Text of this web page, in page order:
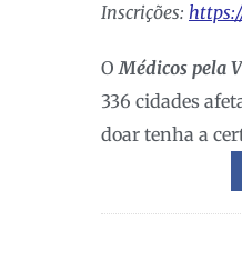
Inscrições:
OMédicos pela
336 cidades
doar tenha a